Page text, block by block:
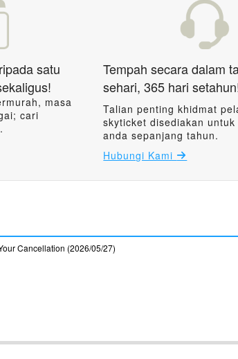
satu
masa
cari
Tempah secara dalam
sehari, 365 hari
Talian penting khidmat
skyticket disediakan untuk
anda sepanjang tahun.
Hubungi Kami
Cancellation (2026/05/27)